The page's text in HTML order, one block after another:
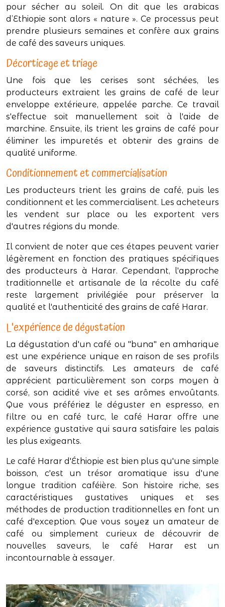
pour sécher au soleil. On dit que les arabicas
d’Ethiopie sont alors « nature ». Ce processus peut
prendre plusieurs semaines et confère aux grains
de café des saveurs uniques.
Décorticage et triage
Une fois que les cerises sont séchées, les
producteurs extraient les grains de café de leur
enveloppe extérieure, appelée parche. Ce travail
s'effectue soit manuellement soit à l'aide de
marchine. Ensuite, ils trient les grains de café pour
éliminer les impuretés et obtenir des grains de
qualité uniforme.
Conditionnement et commercialisation
Les producteurs trient les grains de café, puis les
conditionnent et les commercialisent. Les acheteurs
les vendent sur place ou les exportent vers
d'autres régions du monde.
Il convient de noter que ces étapes peuvent varier
légèrement en fonction des pratiques spécifiques
des producteurs à Harar. Cependant, l'approche
traditionnelle et artisanale de la récolte du café
reste largement privilégiée pour préserver la
qualité et l'authenticité des grains de café Harar.
L'expérience de dégustation
La dégustation d'un café ou "buna" en amharique
est une expérience unique en raison de ses profils
de saveurs distinctifs. Les amateurs de café
apprécient particulièrement son corps moyen à
corsé, son acidité vive et ses arômes envoûtants.
Que vous préfériez le déguster en espresso, en
filtre ou en café turc, le café Harar offre une
expérience gustative qui saura satisfaire les palais
les plus exigeants.
Le café Harar d'Éthiopie est bien plus qu'une simple
boisson, c'est un trésor aromatique issu d'une
longue tradition caféière. Son histoire riche, ses
caractéristiques gustatives uniques et ses
méthodes de production traditionnelles en font un
café d'exception. Que vous soyez un amateur de
café ou simplement curieux de découvrir de
nouvelles saveurs, le café Harar est un
incontournable à essayer.